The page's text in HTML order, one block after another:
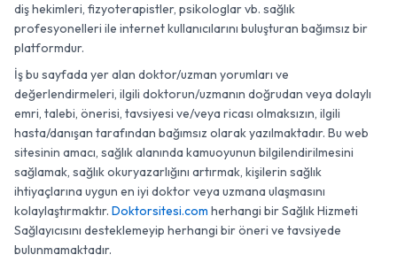
diş hekimleri, fizyoterapistler, psikologlar vb. sağlık
profesyonelleri ile internet kullanıcılarını buluşturan bağımsız bir
platformdur.
İş bu sayfada yer alan doktor/uzman yorumları ve
değerlendirmeleri, ilgili doktorun/uzmanın doğrudan veya dolaylı
emri, talebi, önerisi, tavsiyesi ve/veya ricası olmaksızın, ilgili
hasta/danışan tarafından bağımsız olarak yazılmaktadır. Bu web
sitesinin amacı, sağlık alanında kamuoyunun bilgilendirilmesini
sağlamak, sağlık okuryazarlığını artırmak, kişilerin sağlık
ihtiyaçlarına uygun en iyi doktor veya uzmana ulaşmasını
kolaylaştırmaktır. Doktorsitesi.com herhangi bir Sağlık Hizmeti
Sağlayıcısını desteklemeyip herhangi bir öneri ve tavsiyede
bulunmamaktadır.